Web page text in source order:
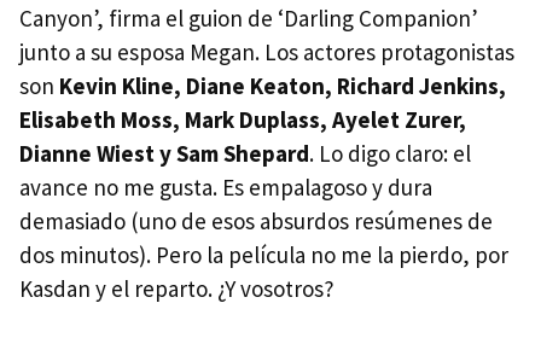
Canyon’, firma el guion de ‘Darling Companion’
junto a su esposa Megan. Los actores protagonistas
son Kevin Kline, Diane Keaton, Richard Jenkins,
Elisabeth Moss, Mark Duplass, Ayelet Zurer,
Dianne Wiest y Sam Shepard. Lo digo claro: el
avance no me gusta. Es empalagoso y dura
demasiado (uno de esos absurdos resúmenes de
dos minutos). Pero la película no me la pierdo, por
Kasdan y el reparto. ¿Y vosotros?